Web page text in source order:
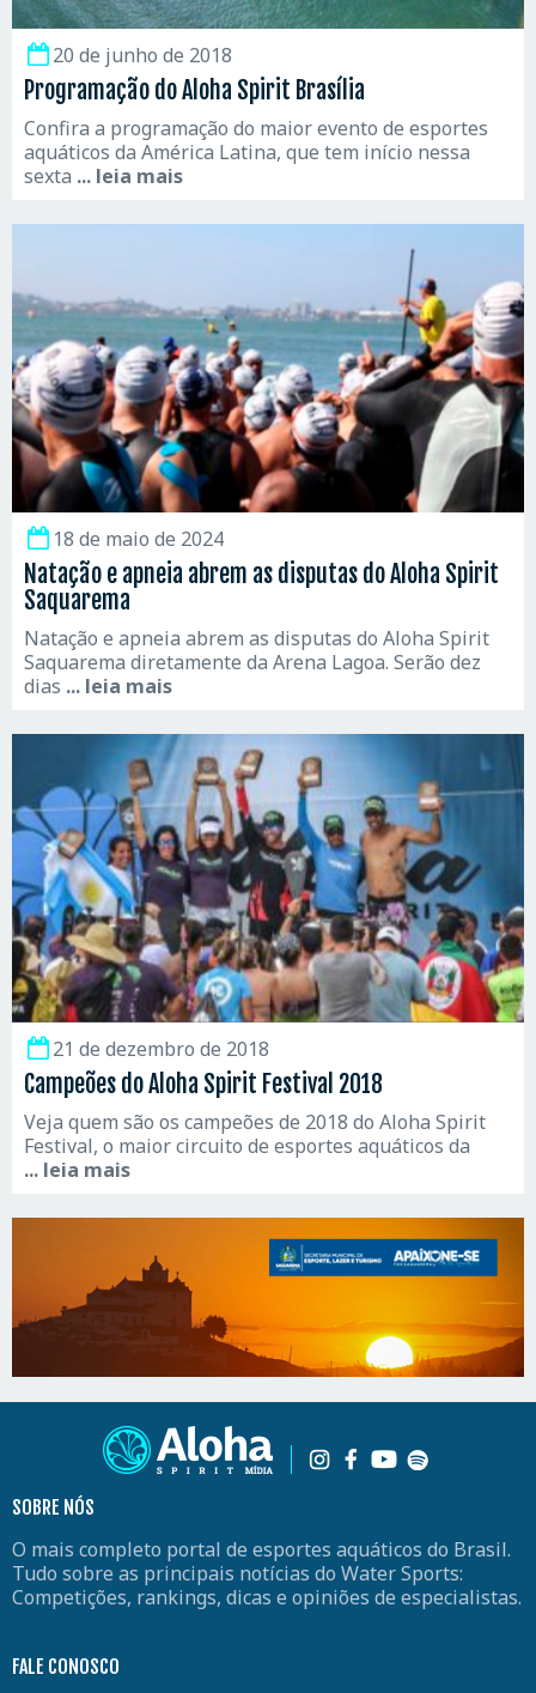
20 de junho de 2018
Programação do Aloha Spirit Brasília
Confira a programação do maior evento de esportes
aquáticos da América Latina, que tem início nessa
sexta ... leia mais
18 de maio de 2024
Natação e apneia abrem as disputas do Aloha Spirit
Saquarema
Natação e apneia abrem as disputas do Aloha Spirit
Saquarema diretamente da Arena Lagoa. Serão dez
dias ... leia mais
21 de dezembro de 2018
Campeões do Aloha Spirit Festival 2018
Veja quem são os campeões de 2018 do Aloha Spirit
Festival, o maior circuito de esportes aquáticos da
... leia mais
SOBRE NÓS
O mais completo portal de esportes aquáticos do Brasil.
Tudo sobre as principais notícias do Water Sports:
Competições, rankings, dicas e opiniões de especialistas.
FALE CONOSCO